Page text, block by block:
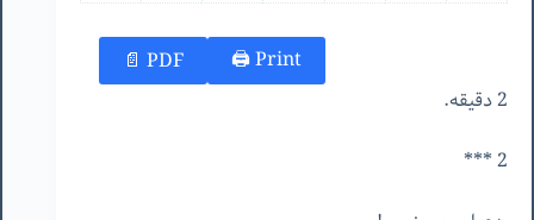
Print 🖨
PDF 📄
2 دقیقه.
2 ***